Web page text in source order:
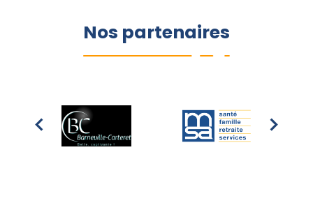
Nos partenaires